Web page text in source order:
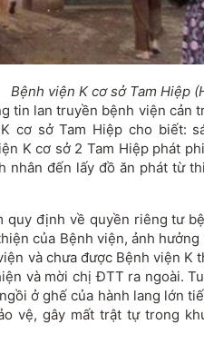
Bệnh viện K cơ sở Tam Hiệp
tin lan truyền bệnh viện cản
cơ sở Tam Hiệp cho biết:
K cơ sở 2 Tam Hiệp phát
nhân đến lấy đồ ăn phát từ
quy định về quyền riêng tư
của Bệnh viện, ảnh
và chưa được Bệnh viện K
và mời chị ĐTT ra ngoài.
ở ghế của hành lang lớn
vệ, gây mất trật tự trong